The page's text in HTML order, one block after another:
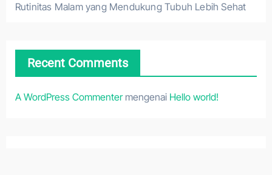
Rutinitas Malam yang Mendukung Tubuh Lebih Sehat
Recent Comments
A WordPress Commentermengenai Hello world!